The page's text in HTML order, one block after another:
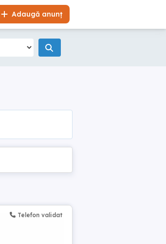
Adaugă anunț
Telefon validat